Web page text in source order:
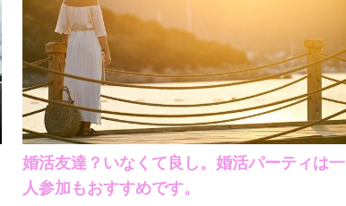
婚活友達？いなくて良し。婚活パーティは一
人参加もおすすめです。